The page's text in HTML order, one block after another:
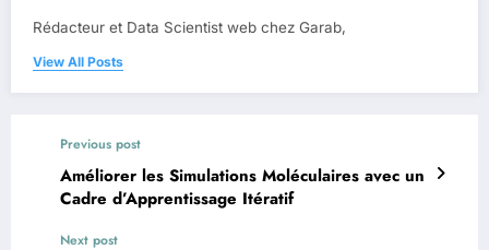
Rédacteur et Data Scientist web chez Garab,
View All Posts
Previous post
Améliorer les Simulations Moléculaires avec un
Cadre d’Apprentissage Itératif
Next post